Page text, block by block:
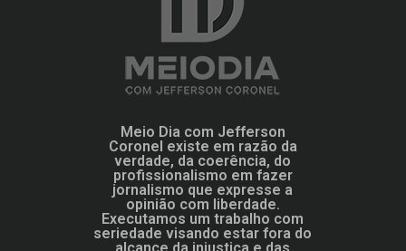
Meio Dia com Jefferson
Coronel existe em razão da
verdade, da coerência, do
profissionalismo em fazer
jornalismo que expresse a
opinião com liberdade.
Executamos um trabalho com
seriedade visando estar fora do